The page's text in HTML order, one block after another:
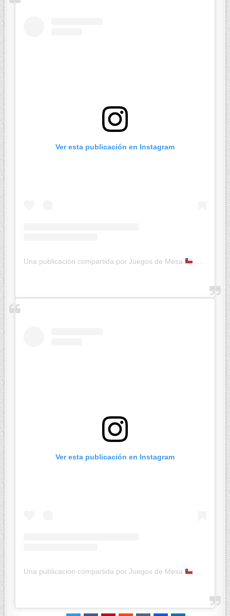
Ver esta publicación en Instagram
Una publicación compartida por Juegos de Mesa
Ver esta publicación en Instagram
Una publicación compartida por Juegos de Mesa